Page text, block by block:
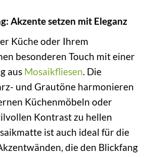
Akzente setzen mit Eleganz
Küche oder Ihrem
besonderen Touch mit einer
aus Mosaikfliesen. Die
und Grautöne harmonieren
Küchenmöbeln oder
Kontrast zu hellen
ist auch ideal für die
die den Blickfang